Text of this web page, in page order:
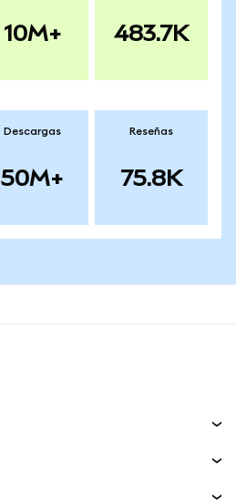
10M+ 483.7K
Descargas
50M+
Reseñas
75.8K